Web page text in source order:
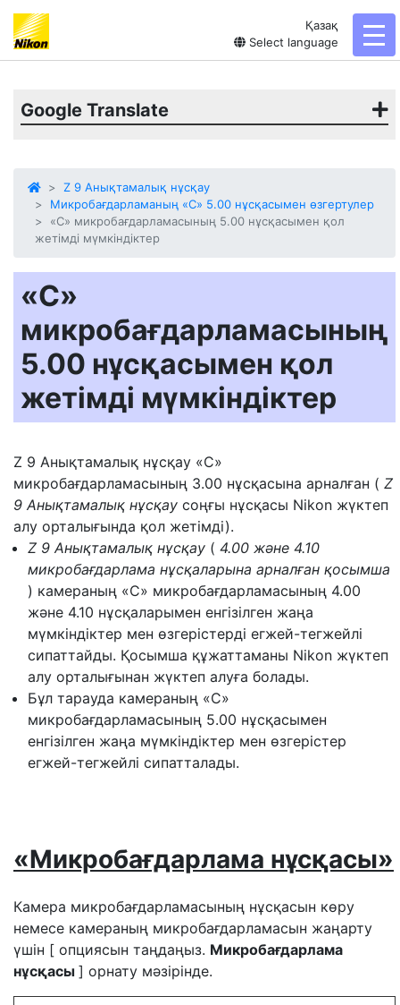
Қазақ
Select language
Google Translate
Z 9 Анықтамалық нұсқау
Микробағдарламаның «C» 5.00 нұсқасымен өзгертулер
«C» микробағдарламасының 5.00 нұсқасымен қол
жетімді мүмкіндіктер
«C»
микробағдарламасының
5.00 нұсқасымен қол
жетімді мүмкіндіктер
Z 9 Анықтамалық нұсқау «C»
микробағдарламасының 3.00 нұсқасына арналған ( Z
9 Анықтамалық нұсқау соңғы нұсқасы Nikon жүктеп
алу орталығында қол жетімді).
Z 9 Анықтамалық нұсқау ( 4.00 және 4.10
микробағдарлама нұсқаларына арналған қосымша
) камераның «C» микробағдарламасының 4.00
және 4.10 нұсқаларымен енгізілген жаңа
мүмкіндіктер мен өзгерістерді егжей-тегжейлі
сипаттайды. Қосымша құжаттаманы Nikon жүктеп
алу орталығынан жүктеп алуға болады.
Бұл тарауда камераның «C»
микробағдарламасының 5.00 нұсқасымен
енгізілген жаңа мүмкіндіктер мен өзгерістер
егжей-тегжейлі сипатталады.
«Микробағдарлама нұсқасы»
Камера микробағдарламасының нұсқасын көру
немесе камераның микробағдарламасын жаңарту
үшін [ опциясын таңдаңыз. Микробағдарлама
нұсқасы ] орнату мәзірінде.